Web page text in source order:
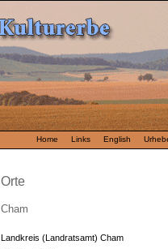
Home Links English
Orte
Cham
Landkreis (Landratsamt) Cham